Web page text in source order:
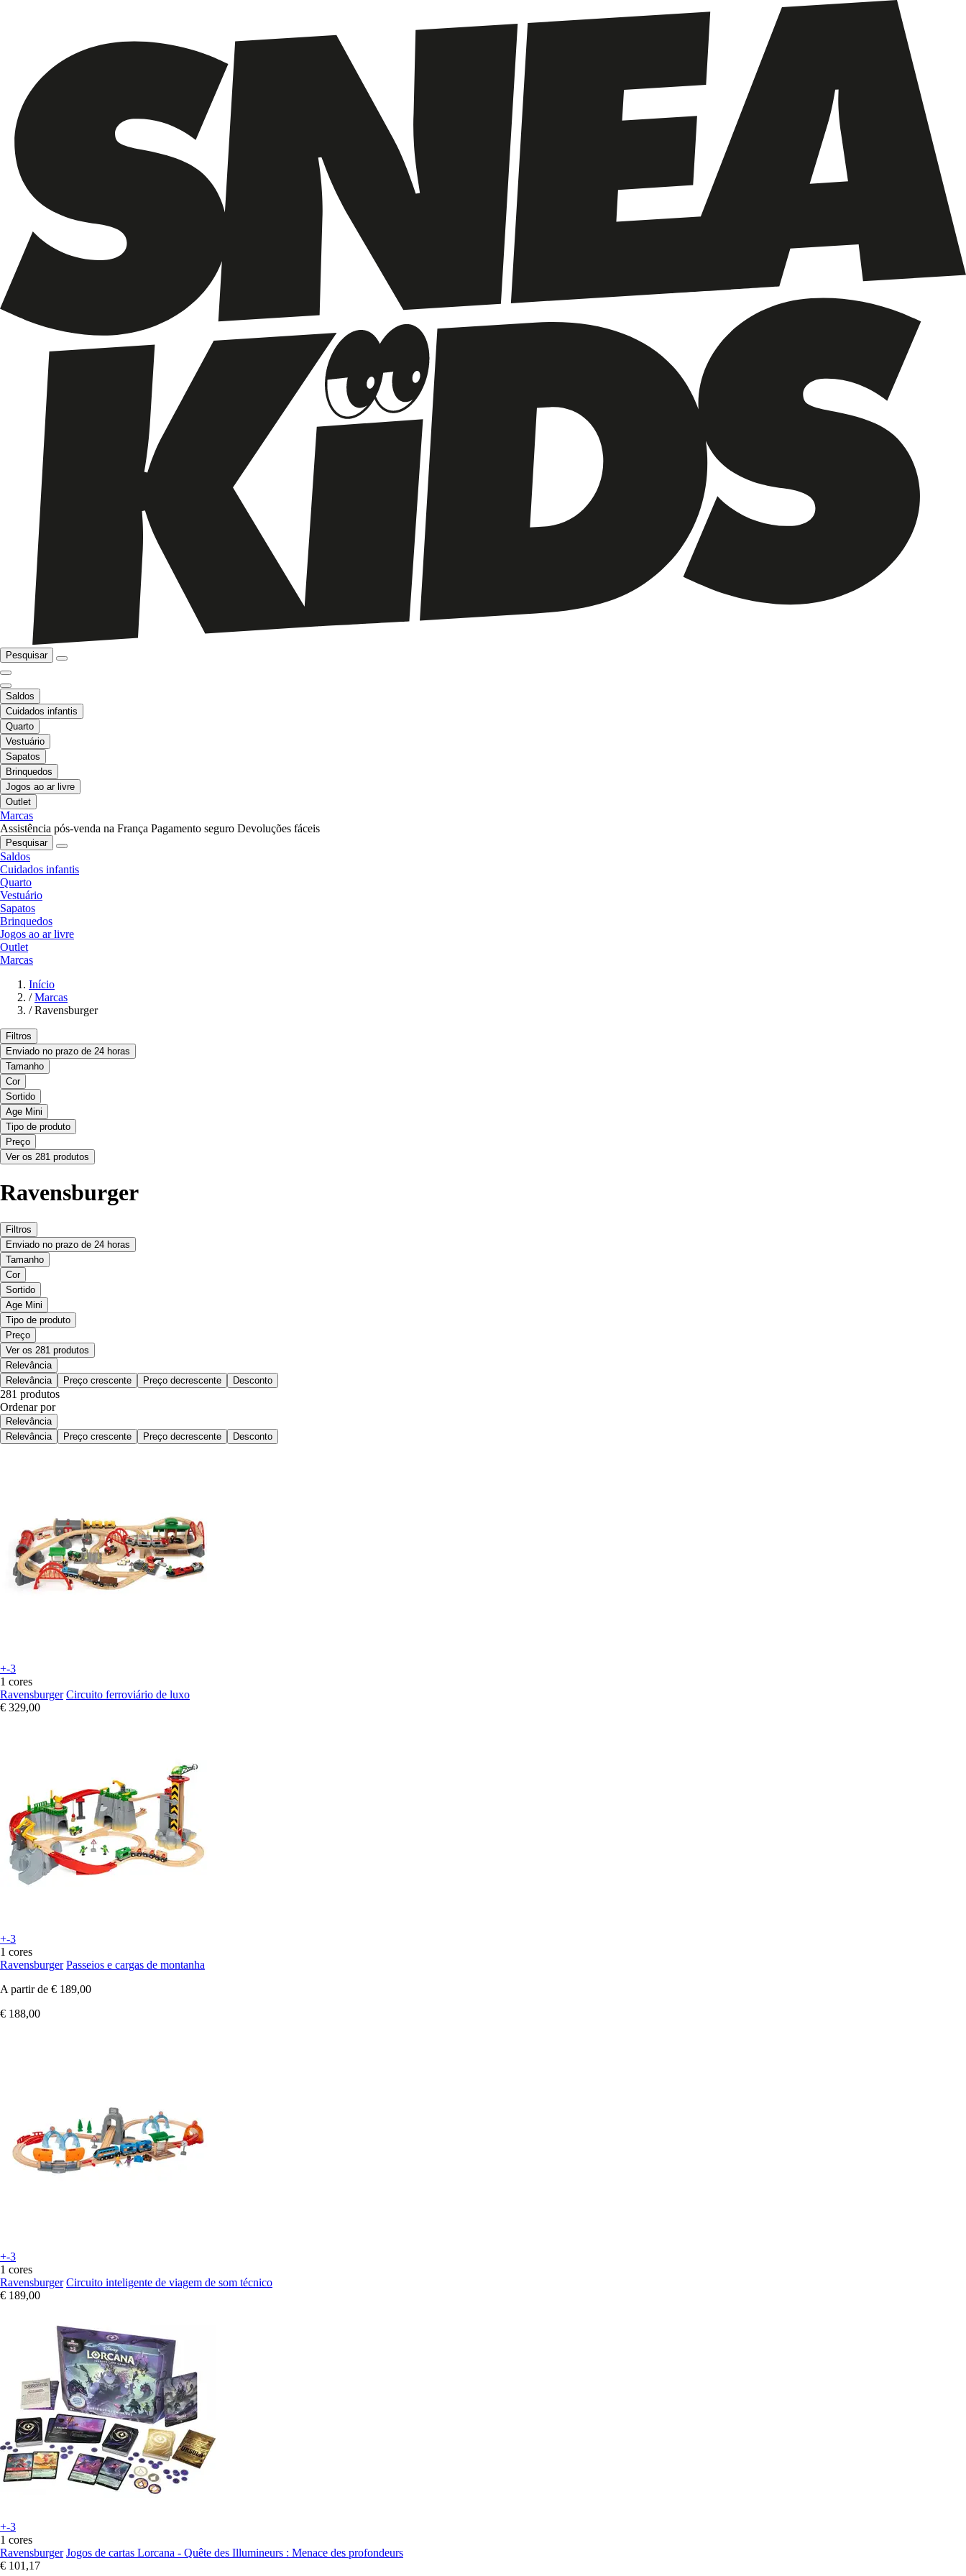
Pesquisar
Saldos
Cuidados infantis
Quarto
Vestuário
Sapatos
Brinquedos
Jogos ao ar livre
Outlet
Marcas
Assistência pós-venda na França Pagamento seguro Devoluções fáceis
Pesquisar
Saldos
Cuidados infantis
Quarto
Vestuário
Sapatos
Brinquedos
Jogos ao ar livre
Outlet
Marcas
Início
/ Marcas
/ Ravensburger
Filtros
Enviado no prazo de 24 horas
Tamanho
Cor
Sortido
Age Mini
Tipo de produto
Preço
Ver os 281 produtos
Ravensburger
Filtros
Enviado no prazo de 24 horas
Tamanho
Cor
Sortido
Age Mini
Tipo de produto
Preço
Ver os 281 produtos
Relevância
Relevância
Preço crescente Preço decrescente Desconto
281 produtos
Ordenar por
Relevância
Relevância
Preço crescente Preço decrescente Desconto
+-3
1 cores
Ravensburger Circuito ferroviário de luxo
€ 329,00
+-3
1 cores
Ravensburger Passeios e cargas de montanha
A partir de € 189,00
€ 188,00
+-3
1 cores
Ravensburger Circuito inteligente de viagem de som técnico
€ 189,00
+-3
1 cores
Ravensburger Jogos de cartas Lorcana - Quête des Illumineurs : Menace des profondeurs
€ 101,17